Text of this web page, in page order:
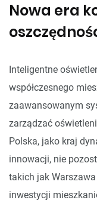
Nowa era
Inteligentne
współczesnego
zaawansowanym
zarządzać
Polska, jako kraj
innowacji, nie
takich jak
inwestycji